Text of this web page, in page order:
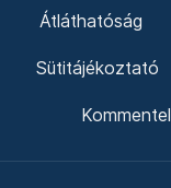
Átláthatóság
Sütitájékoztató